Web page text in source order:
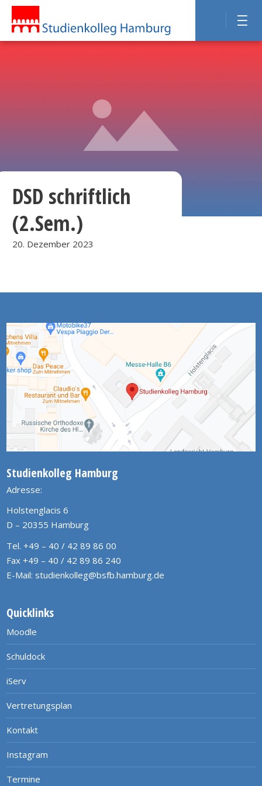
DSD schriftlich
(2.Sem.)
20. Dezember 2023
Studienkolleg Hamburg
Adresse:
Holstenglacis 6
D – 20355 Hamburg
Tel. +49 – 40 / 42 89 86 00
Fax +49 – 40 / 42 89 86 240
E-Mail: studienkolleg@bsfb.hamburg.de
Quicklinks
Moodle
Schuldock
iServ
Vertretungsplan
Kontakt
Instagram
Termine